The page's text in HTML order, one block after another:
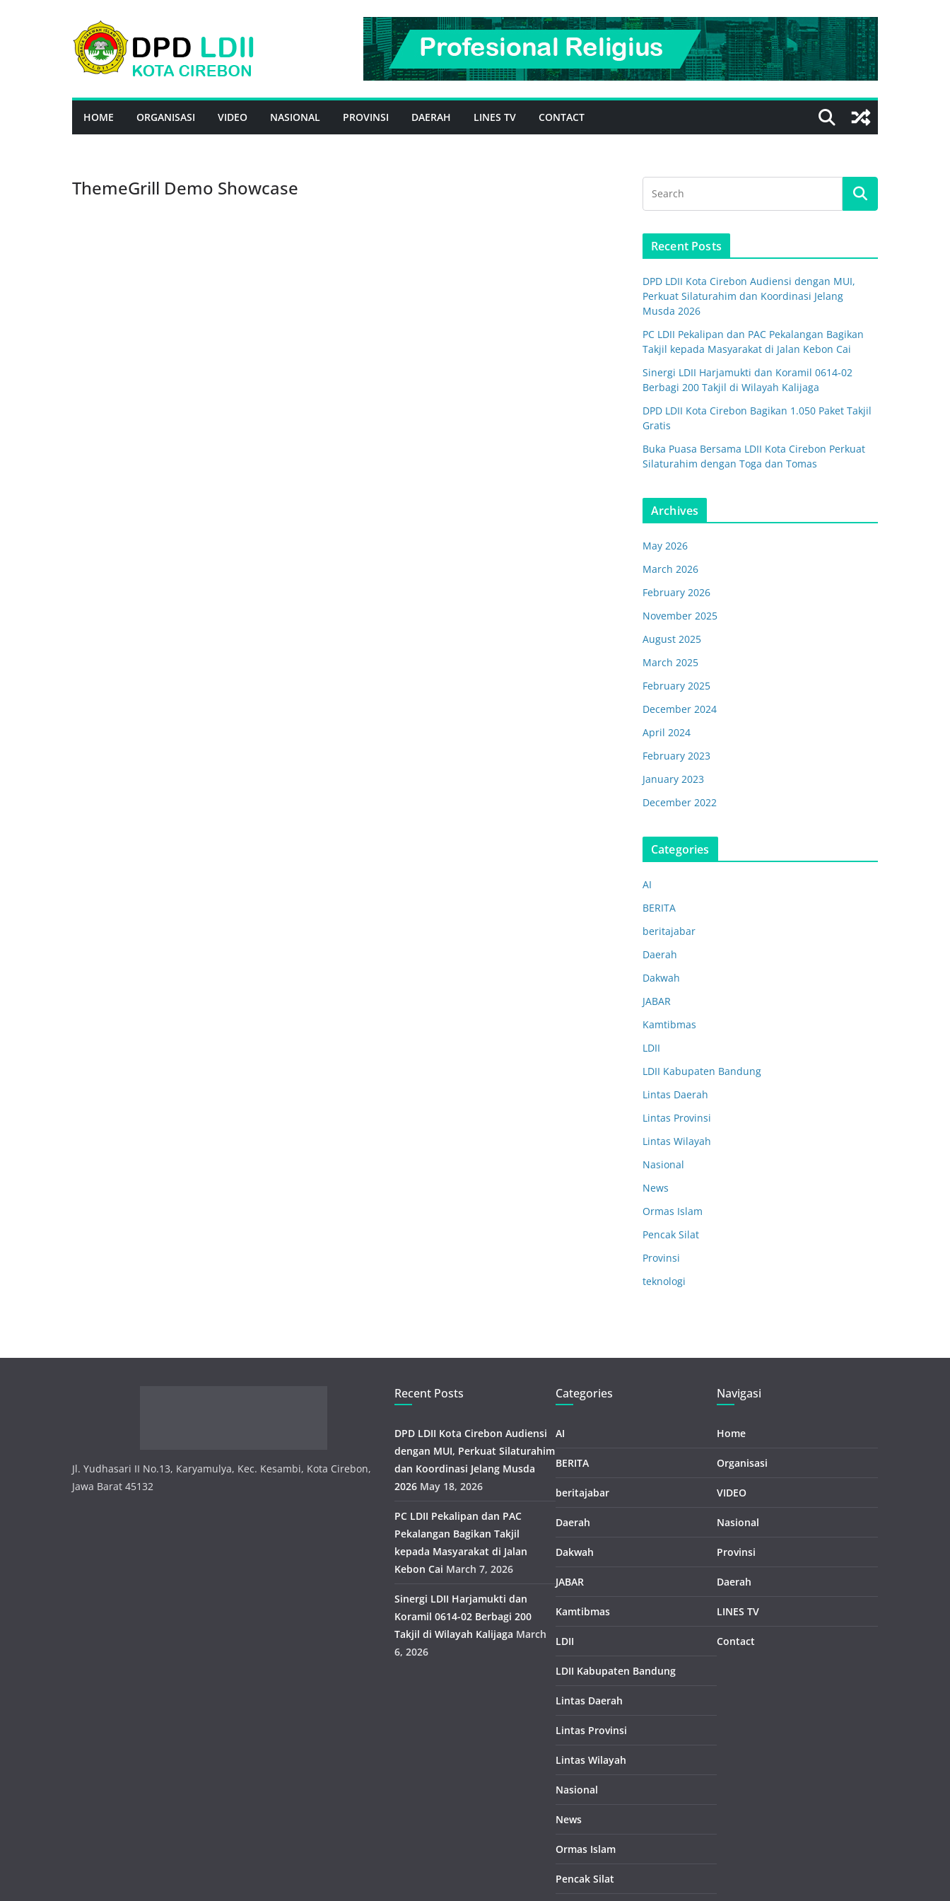
HOME ORGANISASI VIDEO NASIONAL PROVINSI DAERAH LINES TV CONTACT
ThemeGrill Demo Showcase
Recent Posts
DPD LDII Kota Cirebon Audiensi dengan MUI,
Perkuat Silaturahim dan Koordinasi Jelang
Musda 2026
PC LDII Pekalipan dan PAC Pekalangan Bagikan
Takjil kepada Masyarakat di Jalan Kebon Cai
Sinergi LDII Harjamukti dan Koramil 0614-02
Berbagi 200 Takjil di Wilayah Kalijaga
DPD LDII Kota Cirebon Bagikan 1.050 Paket Takjil
Gratis
Buka Puasa Bersama LDII Kota Cirebon Perkuat
Silaturahim dengan Toga dan Tomas
Archives
May 2026
March 2026
February 2026
November 2025
August 2025
March 2025
February 2025
December 2024
April 2024
February 2023
January 2023
December 2022
Categories
AI
BERITA
beritajabar
Daerah
Dakwah
JABAR
Kamtibmas
LDII
LDII Kabupaten Bandung
Lintas Daerah
Lintas Provinsi
Lintas Wilayah
Nasional
News
Ormas Islam
Pencak Silat
Provinsi
teknologi
Jl. Yudhasari II No.13, Karyamulya, Kec. Kesambi, Kota Cirebon,
Jawa Barat 45132
Recent Posts
DPD LDII Kota Cirebon Audiensi
dengan MUI, Perkuat Silaturahim
dan Koordinasi Jelang Musda
2026 May 18, 2026
PC LDII Pekalipan dan PAC
Pekalangan Bagikan Takjil
kepada Masyarakat di Jalan
Kebon Cai March 7, 2026
Sinergi LDII Harjamukti dan
Koramil 0614-02 Berbagi 200
Takjil di Wilayah Kalijaga March
6, 2026
Categories
AI
BERITA
beritajabar
Daerah
Dakwah
JABAR
Kamtibmas
LDII
LDII Kabupaten Bandung
Lintas Daerah
Lintas Provinsi
Lintas Wilayah
Nasional
News
Ormas Islam
Pencak Silat
Navigasi
Home
Organisasi
VIDEO
Nasional
Provinsi
Daerah
LINES TV
Contact